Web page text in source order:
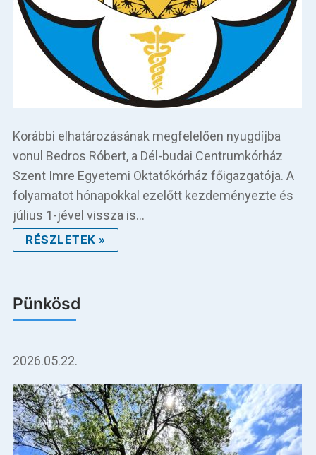
Korábbi elhatározásának megfelelően nyugdíjba
vonul Bedros Róbert, a Dél-budai Centrumkórház
Szent Imre Egyetemi Oktatókórház főigazgatója. A
folyamatot hónapokkal ezelőtt kezdeményezte és
július 1-jével vissza is…
RÉSZLETEK »
Pünkösd
2026.05.22.